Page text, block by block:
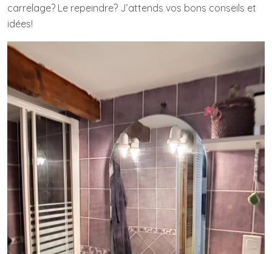
carrelage? Le repeindre? J’attends vos bons conseils et
idées!